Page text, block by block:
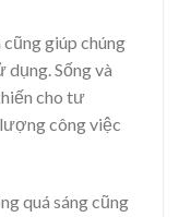
giúp chúng
dụng. Sống và
cho tư
công việc
quá sáng cũng